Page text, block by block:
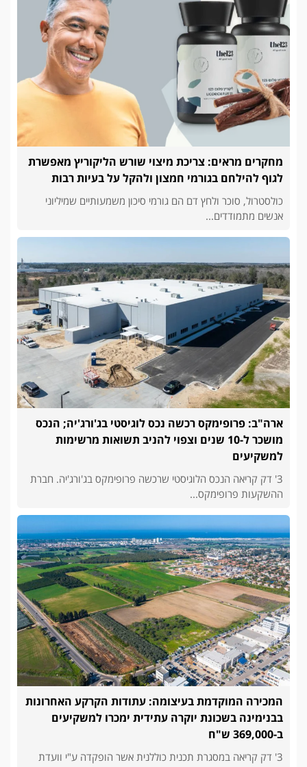
מחקרים מראים: צריכת מיצוי שורש הליקוריץ מאפשרת
לגוף להילחם בגורמי חמצון ולהקל על בעיות רבות
כולסטרול, סוכר ולחץ דם הם גורמי סיכון משמעותיים שמיליוני
אנשים מתמודדים...
ארה"ב: פרופימקס רכשה נכס לוגיסטי בג'ורג'יה; הנכס
מושכר ל-10 שנים וצפוי להניב תשואות מרשימות
למשקיעים
3' דק קריאה הנכס הלוגיסטי שרכשה פרופימקס בג'ורג'יה. חברת
ההשקעות פרופימקס...
המכירה המוקדמת בעיצומה: עתודות הקרקע האחרונות
בבנימינה בשכונת יוקרה עתידית ימכרו למשקיעים
ב-369,000 ש"ח
3' דק קריאה במסגרת תכנית כוללנית אשר הופקדה ע"י וועדת